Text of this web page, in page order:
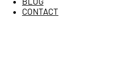
CONTACT